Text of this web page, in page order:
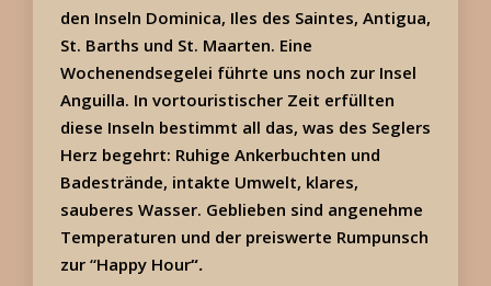
den Inseln Dominica, Iles des Saintes, Antigua,
St. Barths und St. Maarten. Eine
Wochenendsegelei führte uns noch zur Insel
Anguilla. In vortouristischer Zeit erfüllten
diese Inseln bestimmt all das, was des Seglers
Herz begehrt: Ruhige Ankerbuchten und
Badestrände, intakte Umwelt, klares,
sauberes Wasser. Geblieben sind angenehme
Temperaturen und der preiswerte Rumpunsch
zur “Happy Hour“.